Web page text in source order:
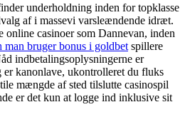
underholdning inden for topklasse
af i massevi varsleændende idræt.
casinoer som Dannevan, inden
man bruger bonus i goldbet spillere
indbetalingsoplysningerne er
kanonlave, ukontrolleret du fluks
mængde af sted tilslutte casinospil
er det kun at logge ind inklusive sit